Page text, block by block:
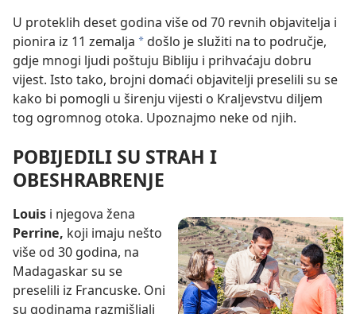
U proteklih deset godina više od 70 revnih objavitelja i
pionira iz 11 zemalja adošlo je služiti na to područje,
gdje mnogi ljudi poštuju Bibliju i prihvaćaju dobru
vijest. Isto tako, brojni domaći objavitelji preselili su se
kako bi pomogli u širenju vijesti o Kraljevstvu diljem
tog ogromnog otoka. Upoznajmo neke od njih.
POBIJEDILI SU STRAH I
OBESHRABRENJE
Louis i njegova žena
Perrine, koji imaju nešto
više od 30 godina, na
Madagaskar su se
preselili iz Francuske. Oni
su godinama razmišljali